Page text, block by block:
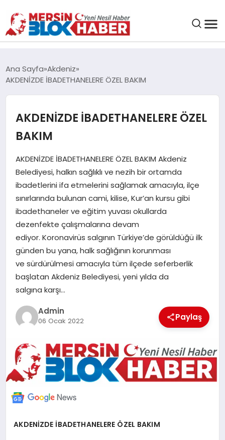
ASAYIŞ
EKONOMI
SANAT
POLITIKA
YAŞAM
SPOR
ILETİŞİM
KÜNYE
Ana Sayfa Akdeniz
AKDENİZDE İBADETHANELERE ÖZEL BAKIM
AKDENİZDE İBADETHANELERE ÖZEL
BAKIM
AKDENİZDE İBADETHANELERE ÖZEL BAKIM Akdeniz
Belediyesi, halkın sağlıklı ve nezih bir ortamda
ibadetlerini ifa etmelerini sağlamak amacıyla, ilçe
sınırlarında bulunan cami, kilise, Kur’an kursu gibi
ibadethaneler ve eğitim yuvası okullarda
dezenfekte çalışmalarına devam
ediyor. Koronavirüs salgının Türkiye’de görüldüğü ilk
günden bu yana, halk sağlığının korunması
ve sürdürülmesi amacıyla tüm ilçede seferberlik
başlatan Akdeniz Belediyesi, yeni yılda da
salgına karşı…
Admin
06 Ocak 2022 Paylaş
AKDENİZDE İBADETHANELERE ÖZEL BAKIM